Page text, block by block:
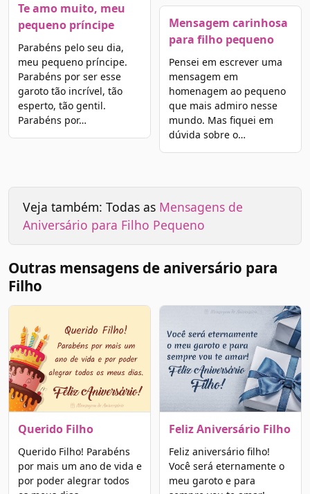
Te amo muito, meu
pequeno príncipe
Parabéns pelo seu dia,
meu pequeno príncipe.
Parabéns por ser esse
garoto tão incrível, tão
esperto, tão gentil.
Parabéns por…
Mensagem carinhosa
para filho pequeno
Pensei em escrever uma
mensagem em
homenagem ao pequeno
que mais admiro nesse
mundo. Mas fiquei em
dúvida sobre o…
Veja também: Todas as Mensagens de
Aniversário para Filho Pequeno
Outras mensagens de aniversário para
Filho
Querido Filho
Querido Filho! Parabéns
por mais um ano de vida e
por poder alegrar todos
Feliz Aniversário Filho
Feliz aniversário filho!
Você será eternamente o
meu garoto e para